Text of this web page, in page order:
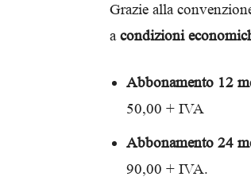
Grazie alla
acondizioni
Abbonamento 12
50,00 + IVA
Abbonamento 24
90,00 + IVA.